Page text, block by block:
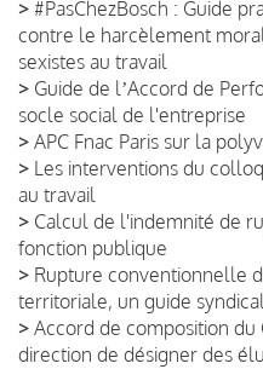
> #PasChezBosch : Guide
contre le harcèlement
sexistes au travail
> Guide de lʼAccord de
socle social de l'entreprise
> APC Fnac Paris sur la
> Les interventions du
au travail
> Calcul de l'indemnité de
fonction publique
> Rupture conventionnelle
territoriale, un guide syndical
> Accord de composition du
direction de désigner des